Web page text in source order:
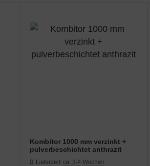
Kombitor 1000 mm verzinkt +
pulverbeschichtet anthrazit
Lieferzeit: ca. 3-4 Wochen